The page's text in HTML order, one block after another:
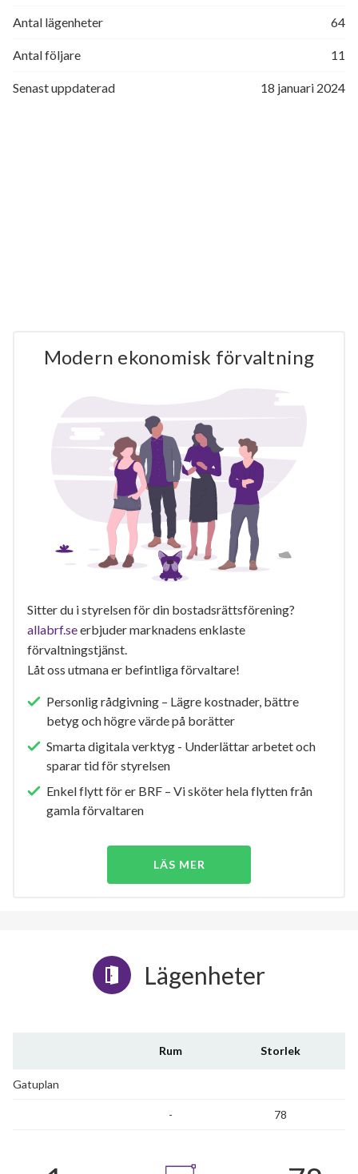
Antal lägenheter 64
Antal följare 11
Senast uppdaterad 18 januari 2024
Modern ekonomisk förvaltning
Sitter du i styrelsen för din bostadsrättsförening?
allabrf.seerbjuder marknadens enklaste
förvaltningstjänst.
Låt oss utmana er befintliga förvaltare!
Personlig rådgivning – Lägre kostnader, bättre
betyg och högre värde på borätter
Smarta digitala verktyg - Underlättar arbetet och
sparar tid för styrelsen
Enkel flytt för er BRF – Vi sköter hela flytten från
gamla förvaltaren
LÄS MER
Lägenheter
Rum Storlek
Gatuplan
- 78